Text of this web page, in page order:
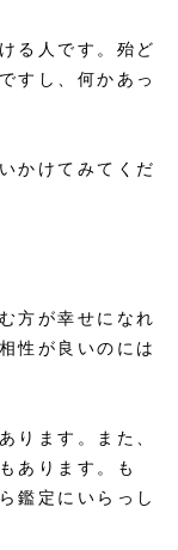
る人です。殆ど
すし、何かあっ
かけてみてくだ
方が幸せになれ
性が良いのには
ります。また、
あります。も
鑑定にいらっし